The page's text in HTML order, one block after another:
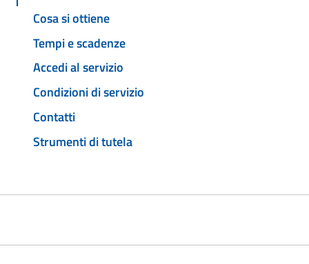
Cosa si ottiene
Tempi e scadenze
Accedi al servizio
Condizioni di servizio
Contatti
Strumenti di tutela